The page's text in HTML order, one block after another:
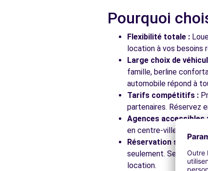
Pourquoi
Flexibilité totale :
location à vos besoins
Large choix de
famille, berline
automobile répond à
Tarifs compétitifs :
partenaires. Réservez
Agences accessibles :
en centre-ville, en gare
Réservation
seulement. Service
location.